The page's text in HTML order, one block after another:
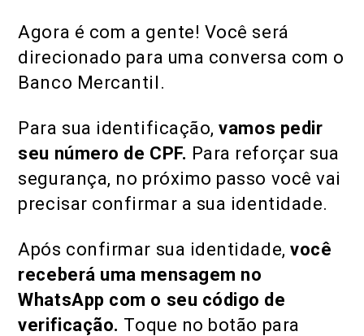
Agora é com a gente! Você será
direcionado para uma conversa com o
Banco Mercantil.
Para sua identificação,vamos pedir
seu número de CPF. Para reforçar sua
segurança, no próximo passo você vai
precisar confirmar a sua identidade.
Após confirmar sua identidade,você
receberá uma mensagem no
WhatsApp com o seu código de
verificação. Toque no botão para